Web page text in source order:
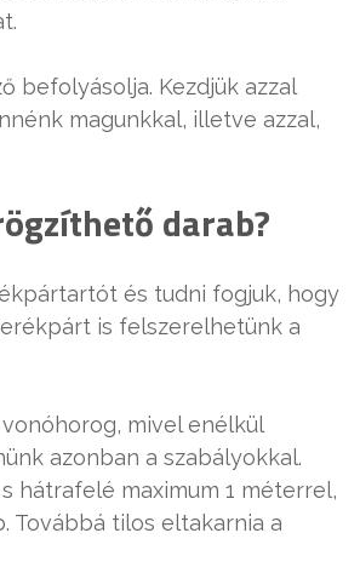
befolyásolja. Kezdjük azzal
magunkkal, illetve azzal,
darab?
és tudni fogjuk, hogy
is felszerelhetünk a
mivel enélkül
azonban a szabályokkal.
hátrafelé maximum 1 méterrel,
Továbbá tilos eltakarnia a